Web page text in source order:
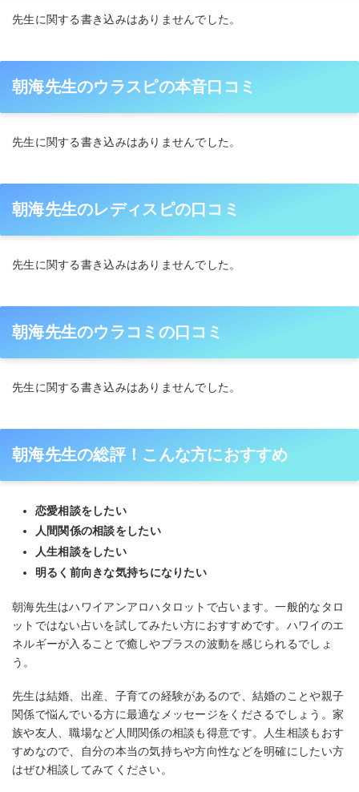
先生に関する書き込みはありませんでした。
朝海先生のウラスピの本音口コミ
先生に関する書き込みはありませんでした。
朝海先生のレディスピの口コミ
先生に関する書き込みはありませんでした。
朝海先生のウラコミの口コミ
先生に関する書き込みはありませんでした。
朝海先生の総評！こんな方におすすめ
恋愛相談をしたい
人間関係の相談をしたい
人生相談をしたい
明るく前向きな気持ちになりたい
朝海先生はハワイアンアロハタロットで占います。一般的なタロ
ットではない占いを試してみたい方におすすめです。ハワイのエ
ネルギーが入ることで癒しやプラスの波動を感じられるでしょ
う。
先生は結婚、出産、子育ての経験があるので、結婚のことや親子
関係で悩んでいる方に最適なメッセージをくださるでしょう。家
族や友人、職場など人間関係の相談も得意です。人生相談もおす
すめなので、自分の本当の気持ちや方向性などを明確にしたい方
はぜひ相談してみてください。